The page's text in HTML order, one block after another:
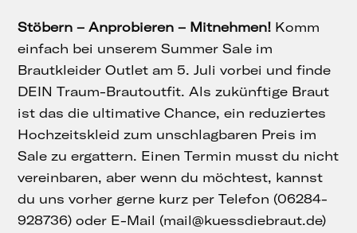
Stöbern – Anprobieren – Mitnehmen! Komm
einfach bei unserem Summer Sale im
Brautkleider Outlet am 5. Juli vorbei und finde
DEIN Traum-Brautoutfit. Als zukünftige Braut
ist das die ultimative Chance, ein reduziertes
Hochzeitskleid zum unschlagbaren Preis im
Sale zu ergattern. Einen Termin musst du nicht
vereinbaren, aber wenn du möchtest, kannst
du uns vorher gerne kurz per Telefon (06284-
928736) oder E-Mail (mail@kuessdiebraut.de)